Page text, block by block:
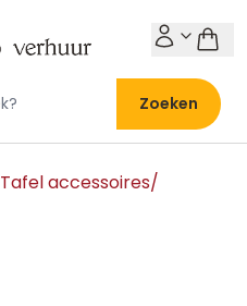
Zoeken
Tafel accessoires/